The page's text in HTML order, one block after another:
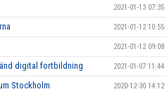
2021-01-13 07:35
2021-01-12 10:55
2021-01-12 09:08
digital fortbildning 2021-01-07 11:44
Stockholm 2020-12-30 14:12